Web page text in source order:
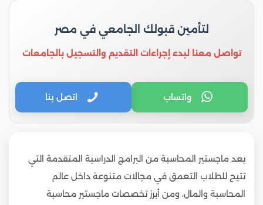
لتأمين قبولك الجامعي في مصر
تواصل معنا لبدء إجراءات التقديم والتسجيل بالجامعات
واتساب اتصل بنا
يعد ماجستير المحاسبة من البرامج الدراسية المتقدمة التي
تتيح للطلاب التعمق في مجالات متنوعة داخل عالم
المحاسبة والمال، ومن أبرز تخصصات ماجستير محاسبة